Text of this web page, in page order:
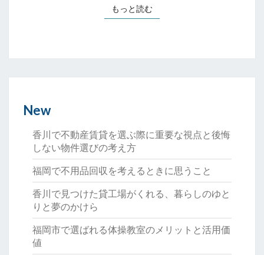
ブ
ラ
介
もっと読むもっと読む
New
香川で不動産賃貸を選ぶ際に重要な視点と後悔
しない物件選びの考え方
福岡で不用品回収を考えるときに思うこと
香川で見つけた貸工場がくれる、暮らしのゆと
りと夢のかけら
福岡市で選ばれる体操教室のメリットと活用価
値